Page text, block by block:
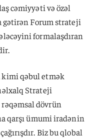
cəmiyyəti və özəl
gətirən Forum strateji
formalaşdıran
kimi qəbul etmək
Strateji
dövrün
qarşı ümumi iradənin
Biz bu qlobal